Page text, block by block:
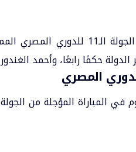
طاقم تحكيم مباراة فاركو والأهلي،
حكمًا رابعًا، وأحمد
المصري